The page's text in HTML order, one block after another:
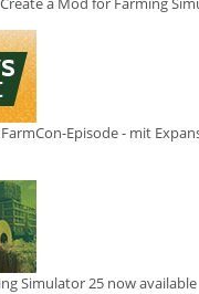
Episode - mit
Simulator 25 now available